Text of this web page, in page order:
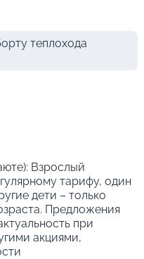
теплохода
Взрослый
тарифу, один
дети – только
Предложения
при
акциями,